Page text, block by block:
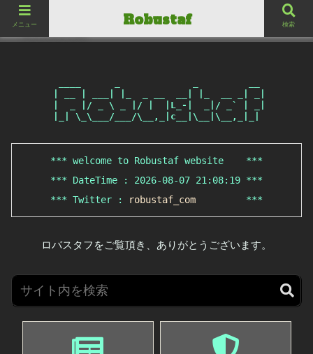
ロバスタフ
Robustaf
|  _ |/ _ \ _ |/ |  |L_-|  _|/ _` | _|
*** welcome to Robustaf website    ***
*** DateTime : 2026-08-07 21:08:19 ***
*** Twitter :
robustaf_com
         ***
ロバスタフをご覧頂き、ありがとうございます。
メニュー Robustaf 検索